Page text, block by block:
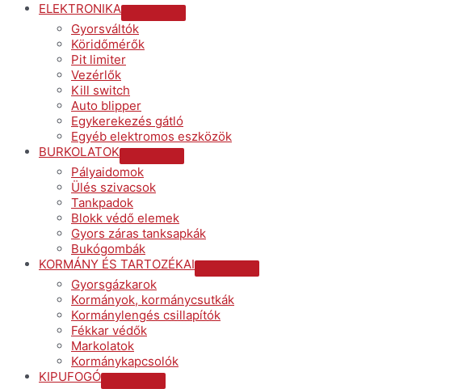
ELEKTRONIKA
Menu
Gyorsváltók
Köridőmérők
Pit limiter
Vezérlők
Kill switch
Auto blipper
Egykerekezés gátló
Egyéb elektromos eszközök
BURKOLATOK
Menu
Pályaidomok
Ülés szivacsok
Tankpadok
Blokk védő elemek
Gyors záras tanksapkák
Bukógombák
KORMÁNY ÉS TARTOZÉKAI
Menu
Gyorsgázkarok
Kormányok, kormánycsutkák
Kormánylengés csillapítók
Fékkar védők
Markolatok
Kormánykapcsolók
KIPUFOGÓ